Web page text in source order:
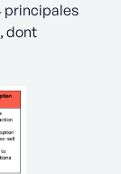
principales
dont